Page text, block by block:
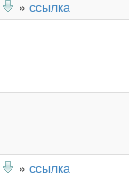
» ссылка
» ссылка